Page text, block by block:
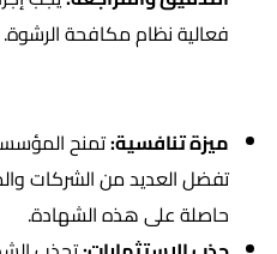
فعالية نظام مكافحة الرشوة.
ميزة تنافسية:تمنح
تفضل العديد من الشركات
حاصلة على هذه الشهادة.